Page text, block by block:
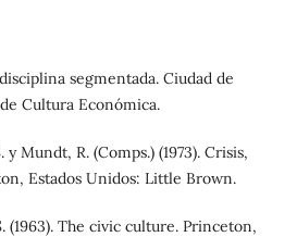
segmentada. Ciudad de
Cultura Económica.
Mundt, R. (Comps.) (1973). Crisis,
Estados Unidos: Little Brown.
(1963). The civic culture. Princeton,